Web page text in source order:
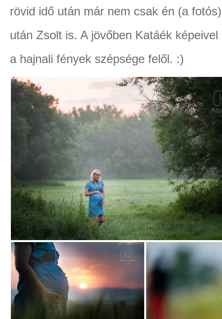
rövid idő után már nem csak én (a
után Zsolt is. A jövőben Katáék
a hajnali fények szépsége felől. :)